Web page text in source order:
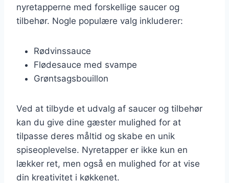
nyretapperne med forskellige saucer og
tilbehør. Nogle populære valg inkluderer:
Rødvinssauce
Flødesauce med svampe
Grøntsagsbouillon
Ved at tilbyde et udvalg af saucer og tilbehør
kan du give dine gæster mulighed for at
tilpasse deres måltid og skabe en unik
spiseoplevelse. Nyretapper er ikke kun en
lækker ret, men også en mulighed for at vise
din kreativitet i køkkenet.